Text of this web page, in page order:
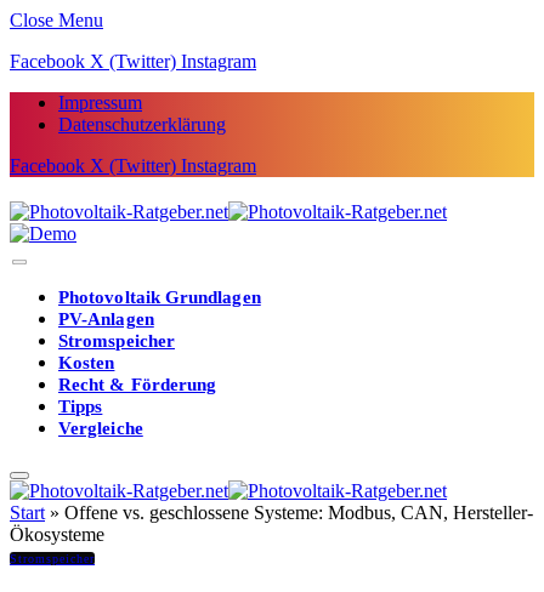
Close Menu
Facebook X (Twitter) Instagram
Impressum
Datenschutzerklärung
Facebook X (Twitter) Instagram
Photovoltaik Grundlagen
PV-Anlagen
Stromspeicher
Kosten
Recht & Förderung
Tipps
Vergleiche
Start » Offene vs. geschlossene Systeme: Modbus, CAN, Hersteller-
Ökosysteme
Stromspeicher